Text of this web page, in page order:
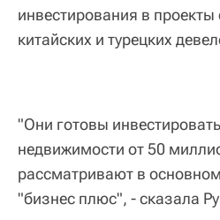
инвестирования в проекты
китайских и турецких
"Они готовы
недвижимости от 50
рассматривают в
"бизнес плюс", - сказала